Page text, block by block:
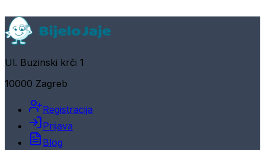
Ul. Buzinski krči 1
10000 Zagreb
Registracija
Prijava
Blog